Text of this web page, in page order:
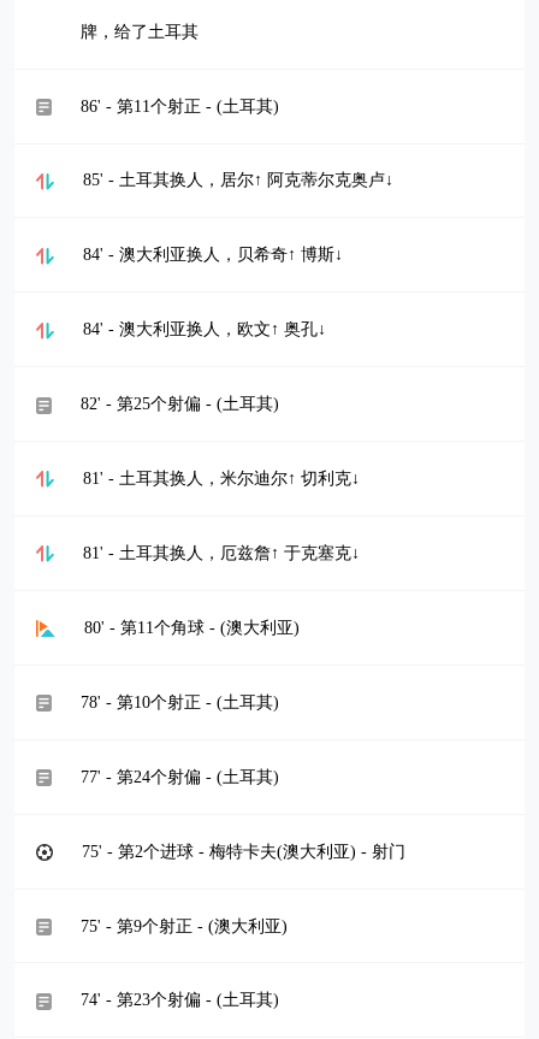
牌，给了土耳其
86' - 第11个射正 - (土耳其)
85' - 土耳其换人，居尔↑ 阿克蒂尔克奥卢↓
84' - 澳大利亚换人，贝希奇↑ 博斯↓
84' - 澳大利亚换人，欧文↑ 奥孔↓
82' - 第25个射偏 - (土耳其)
81' - 土耳其换人，米尔迪尔↑ 切利克↓
81' - 土耳其换人，厄兹詹↑ 于克塞克↓
80' - 第11个角球 - (澳大利亚)
78' - 第10个射正 - (土耳其)
77' - 第24个射偏 - (土耳其)
75' - 第2个进球 - 梅特卡夫(澳大利亚) - 射门
75' - 第9个射正 - (澳大利亚)
74' - 第23个射偏 - (土耳其)